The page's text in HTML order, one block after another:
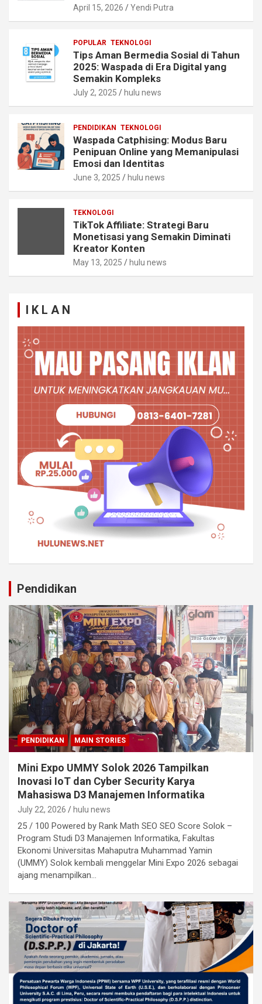
April 15, 2026 Yendi Putra
POPULAR TEKNOLOGI
Tips Aman Bermedia Sosial di Tahun
2025: Waspada di Era Digital yang
Semakin Kompleks
July 2, 2025 hulu news
PENDIDIKAN TEKNOLOGI
Waspada Catphising: Modus Baru
Penipuan Online yang Memanipulasi
Emosi dan Identitas
June 3, 2025 hulu news
TEKNOLOGI
TikTok Affiliate: Strategi Baru
Monetisasi yang Semakin Diminati
Kreator Konten
May 13, 2025 hulu news
I K L A N
Pendidikan
PENDIDIKAN MAIN STORIES
Mini Expo UMMY Solok 2026 Tampilkan
Inovasi IoT dan Cyber Security Karya
Mahasiswa D3 Manajemen Informatika
July 22, 2026 hulu news
25 / 100 Powered by Rank Math SEO SEO Score Solok –
Program Studi D3 Manajemen Informatika, Fakultas
Ekonomi Universitas Mahaputra Muhammad Yamin
(UMMY) Solok kembali menggelar Mini Expo 2026 sebagai
ajang menampilkan…